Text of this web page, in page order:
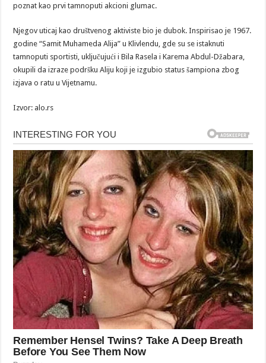
poznat kao prvi tamnoputi akcioni glumac.
Njegov uticaj kao društvenog aktiviste bio je dubok. Inspirisao je 1967.
godine “Samit Muhameda Alija” u Klivlendu, gde su se istaknuti
tamnoputi sportisti, uključujući i Bila Rasela i Karema Abdul-Džabara,
okupili da izraze podršku Aliju koji je izgubio status šampiona zbog
izjava o ratu u Vijetnamu.
Izvor: alo.rs